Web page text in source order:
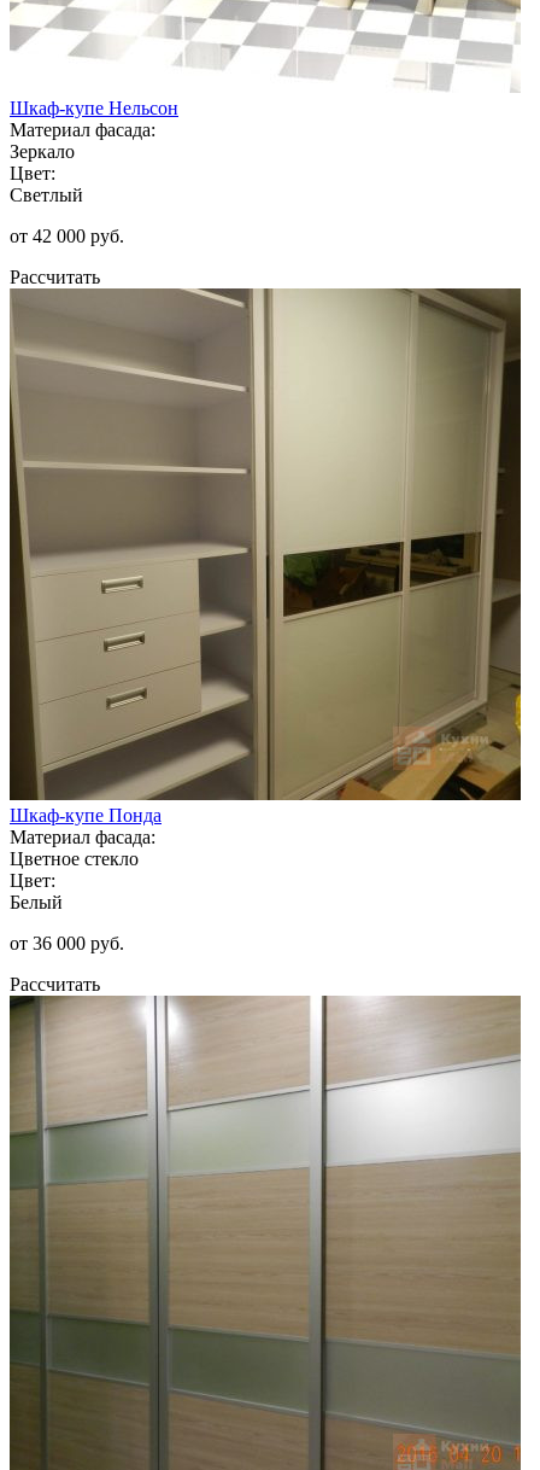
Шкаф-купе Нельсон
Материал фасада:
Зеркало
Цвет:
Светлый
от 42 000 руб.
Рассчитать
Шкаф-купе Понда
Материал фасада:
Цветное стекло
Цвет:
Белый
от 36 000 руб.
Рассчитать